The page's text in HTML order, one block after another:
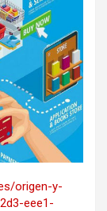
origen-y-
eee1-